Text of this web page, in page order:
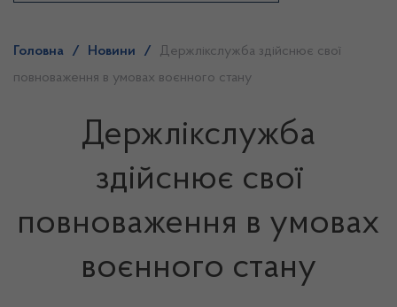
Головна / Новини /
Держлікслужба здійснює свої
повноваження в умовах воєнного стану
Держлікслужба
здійснює свої
повноваження в умовах
воєнного стану